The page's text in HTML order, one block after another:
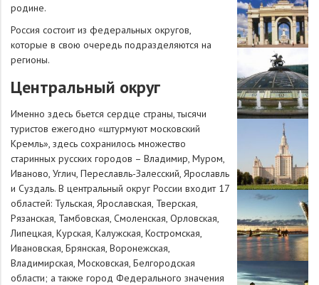
родине.
Россия состоит из федеральных округов,
которые в свою очередь подразделяются на
регионы.
Центральный округ
Именно здесь бьется сердце страны, тысячи
туристов ежегодно «штурмуют московский
Кремль», здесь сохранилось множество
старинных русских городов – Владимир, Муром,
Иваново, Углич, Переславль-Залесский, Ярославль
и Суздаль. В центральный округ России входит 17
областей: Тульская, Ярославская, Тверская,
Рязанская, Тамбовская, Смоленская, Орловская,
Липецкая, Курская, Калужская, Костромская,
Ивановская, Брянская, Воронежская,
Владимирская, Московская, Белгородская
области; а также город Федерального значения